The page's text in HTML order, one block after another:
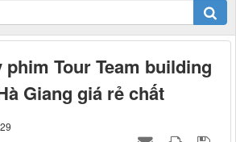
phim Tour Team building
Giang giá rẻ chất